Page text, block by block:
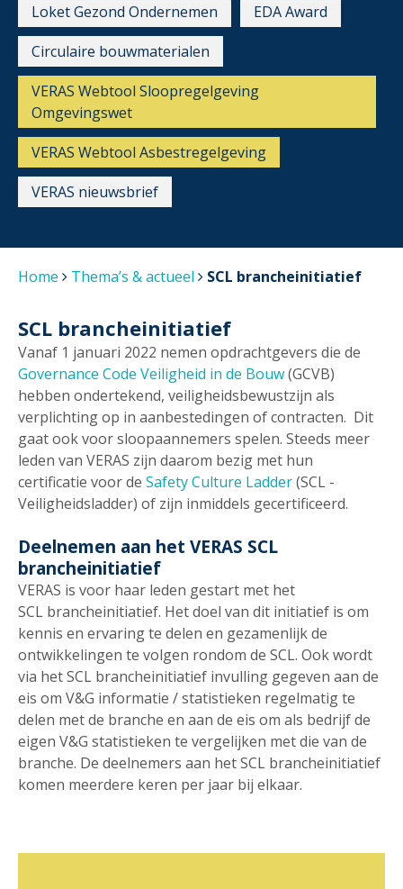
Loket Gezond Ondernemen
EDA Award
Circulaire bouwmaterialen
VERAS Webtool Sloopregelgeving
Omgevingswet
VERAS Webtool Asbestregelgeving
VERAS nieuwsbrief
Home Thema’s & actueel SCL brancheinitiatief
SCL brancheinitiatief
Vanaf 1 januari 2022 nemen opdrachtgevers die de
Governance Code Veiligheid in de Bouw(GCVB)
hebben ondertekend, veiligheidsbewustzijn als
verplichting op in aanbestedingen of contracten. Dit
gaat ook voor sloopaannemers spelen. Steeds meer
leden van VERAS zijn daarom bezig met hun
certificatie voor de Safety Culture Ladder(SCL -
Veiligheidsladder) of zijn inmiddels gecertificeerd.
Deelnemen aan het VERAS SCL
brancheinitiatief
VERAS is voor haar leden gestart met het
SCL brancheinitiatief. Het doel van dit initiatief is om
kennis en ervaring te delen en gezamenlijk de
ontwikkelingen te volgen rondom de SCL. Ook wordt
via het SCL brancheinitiatief invulling gegeven aan de
eis om V&G informatie / statistieken regelmatig te
delen met de branche en aan de eis om als bedrijf de
eigen V&G statistieken te vergelijken met die van de
branche. De deelnemers aan het SCL brancheinitiatief
komen meerdere keren per jaar bij elkaar.